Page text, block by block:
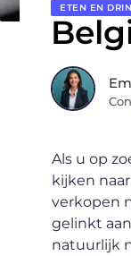
ETEN EN
Als u op
kijken
verkopen
gelinkt
natuurlijk